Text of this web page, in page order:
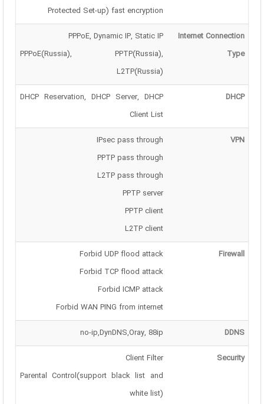
Protected Set-up) fast encryption
Internet Connection
Type
PPPoE, Dynamic IP, Static IP
PPPoE(Russia), PPTP(Russia),
L2TP(Russia)
DHCP
DHCP Reservation, DHCP Server, DHCP
Client List
VPN
IPsec pass through
PPTP pass through
L2TP pass through
PPTP server
PPTP client
L2TP client
Firewall
Forbid UDP flood attack
Forbid TCP flood attack
Forbid ICMP attack
Forbid WAN PING from internet
DDNS
no-ip,DynDNS,Oray, 88ip
Security
Client Filter
Parental Control(support black list and
white list)